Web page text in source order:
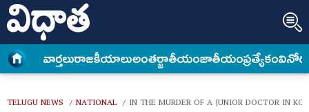
వార్త‌లురాజకీయాలుఅంత‌ర్జాతీయంజాతీయంప్రత్యేకం
TELUGU NEWS / NATIONAL / IN THE MURDER OF A JUNIOR DOCTOR IN